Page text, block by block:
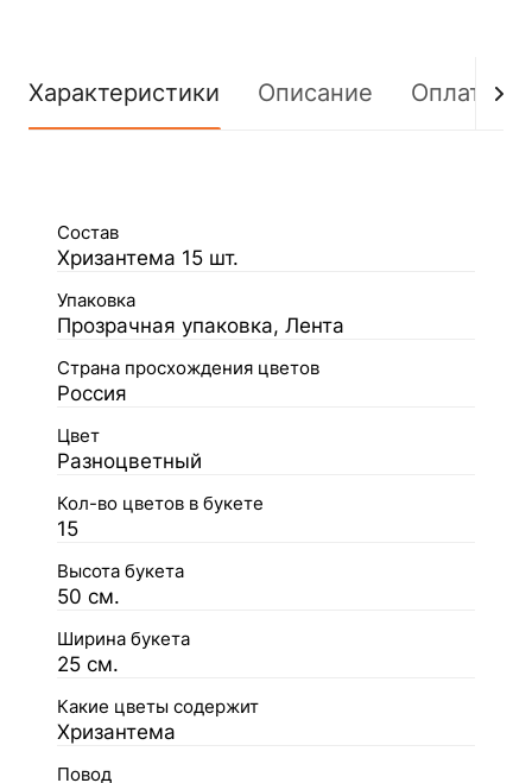
Характеристики Описание Оплата
Состав
Хризантема 15 шт.
Упаковка
Прозрачная упаковка, Лента
Страна просхождения цветов
Россия
Цвет
Разноцветный
Кол-во цветов в букете
15
Высота букета
50 см.
Ширина букета
25 см.
Какие цветы содержит
Хризантема
Повод